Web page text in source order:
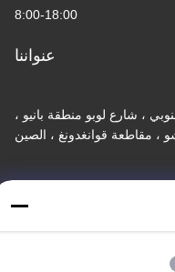
8:00-18:00
عنواننا
لوبو الجنوبي ، شارع لوبو منطقة بانيو ،
، مقاطعة قوانغدونغ ، الصين
شوند، مدينة فوشان، مقاطعة